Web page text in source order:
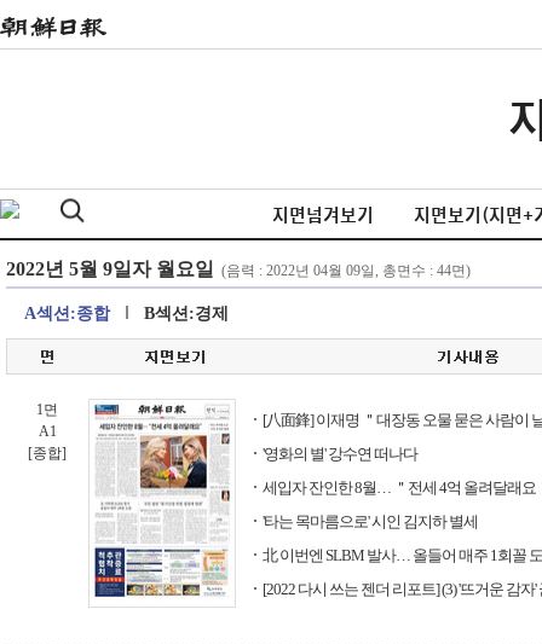
지면넘겨보기 지면보기(지면+
A섹션:종합 B섹션:경제
1면
A1
[종합]
[八面鋒] 이재명 ＂대장동 오물 묻은 사람이
'영화의 별' 강수연 떠나다
세입자 잔인한 8월… ＂전세 4억 올려달래요
'타는 목마름으로' 시인 김지하 별세
北 이번엔 SLBM 발사… 올들어 매주 1회꼴
[2022 다시 쓰는 젠더 리포트] (3) '뜨거운 감자'